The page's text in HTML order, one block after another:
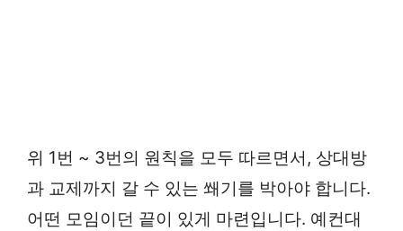
위 1번 ~ 3번의 원칙을 모두 따르면서, 상대방
과 교제까지 갈 수 있는 쐐기를 박아야 합니다.
어떤 모임이던 끝이 있게 마련입니다. 예컨대